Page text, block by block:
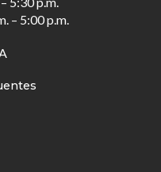
– 5:00 p.m.